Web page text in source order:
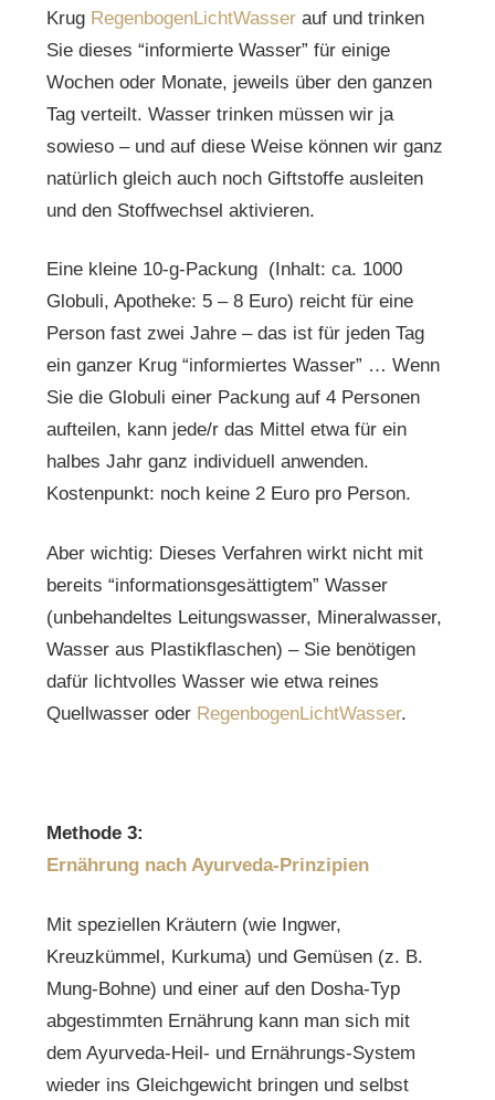
Krug RegenbogenLichtWasser auf und trinken
Sie dieses “informierte Wasser” für einige
Wochen oder Monate, jeweils über den ganzen
Tag verteilt. Wasser trinken müssen wir ja
sowieso – und auf diese Weise können wir ganz
natürlich gleich auch noch Giftstoffe ausleiten
und den Stoffwechsel aktivieren.
Eine kleine 10-g-Packung (Inhalt: ca. 1000
Globuli, Apotheke: 5 – 8 Euro) reicht für eine
Person fast zwei Jahre – das ist für jeden Tag
ein ganzer Krug “informiertes Wasser” … Wenn
Sie die Globuli einer Packung auf 4 Personen
aufteilen, kann jede/r das Mittel etwa für ein
halbes Jahr ganz individuell anwenden.
Kostenpunkt: noch keine 2 Euro pro Person.
Aber wichtig: Dieses Verfahren wirkt nicht mit
bereits “informationsgesättigtem” Wasser
(unbehandeltes Leitungswasser, Mineralwasser,
Wasser aus Plastikflaschen) – Sie benötigen
dafür lichtvolles Wasser wie etwa reines
Quellwasser oder RegenbogenLichtWasser.
Methode 3:
Ernährung nach Ayurveda-Prinzipien
Mit speziellen Kräutern (wie Ingwer,
Kreuzkümmel, Kurkuma) und Gemüsen (z. B.
Mung-Bohne) und einer auf den Dosha-Typ
abgestimmten Ernährung kann man sich mit
dem Ayurveda-Heil- und Ernährungs-System
wieder ins Gleichgewicht bringen und selbst